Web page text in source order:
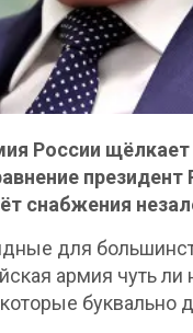
России
снабжения
для
армия чуть
буквально